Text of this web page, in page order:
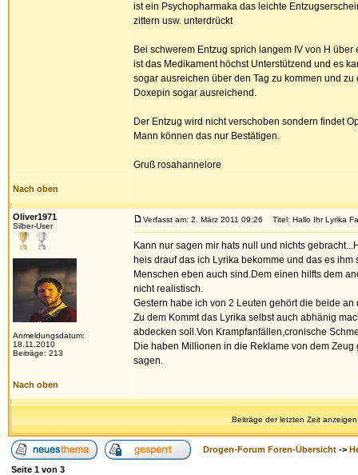
ist ein Psychopharmaka das leichte
zittern usw. unterdrückt
Bei schwerem Entzug sprich langem IV von H über
ist das Medikament höchst Unterstützend und es
sogar ausreichen über den Tag zu kommen und
Doxepin sogar ausreichend.
Der Entzug wird nicht verschoben sondern findet
Mann können das nur Bestätigen.
Gruß rosahannelore
Nach oben
Oliver1971
Silber-User
Anmeldungsdatum:
18.11.2010
Beiträge: 213
Verfasst am: 2. März 2011 09:26 Titel: Hallo Ihr Lyrika
Kann nur sagen mir hats null und nichts
heis drauf das ich Lyrika bekomme und das es
Menschen eben auch sind.Dem einen hilfts dem
nicht realistisch.
Gestern habe ich von 2 Leuten gehört die beide
Zu dem Kommt das Lyrika selbst auch abhänig
abdecken soll.Von Krampfanfällen,cronische
Die haben Millionen in die Reklame von dem
sagen.
Nach oben
Beiträge der letzten Zeit
Drogen-Forum Foren-Übersicht ->
Seite 1 von 3